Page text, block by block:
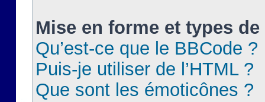
Mise en forme et types
Qu’est-ce que le BBCode ?
Puis-je utiliser de l’HTML ?
Que sont les émoticônes ?